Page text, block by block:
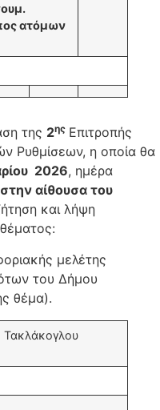
ατόμων
της 2ης Επιτροπής
Ρυθμίσεων, η οποία θα
2026, ημέρα
αίθουσα του
και λήψη
μελέτης
του Δήμου
θέμα).